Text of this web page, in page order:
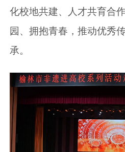
化校地共建、人才共育合
园、拥抱青春，推动优秀
承。